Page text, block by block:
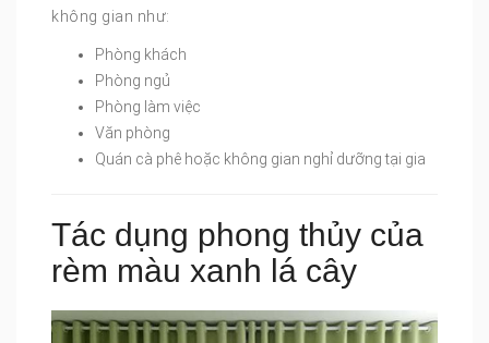
không gian như:
Phòng khách
Phòng ngủ
Phòng làm việc
Văn phòng
Quán cà phê hoặc không gian nghỉ dưỡng tại gia
Tác dụng phong thủy của
rèm màu xanh lá cây